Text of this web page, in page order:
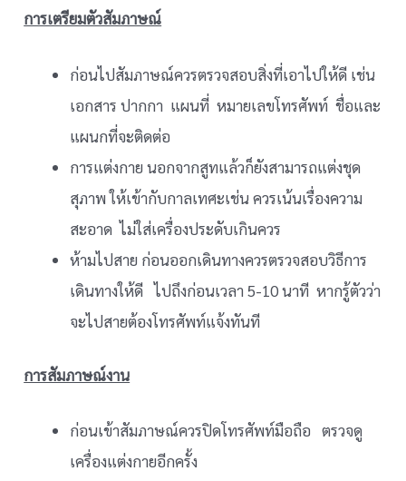
การเตรียมตัวสัมภาษณ์
ก่อนไปสัมภาษณ์ควรตรวจสอบสิ่งที่เอาไปให้ดี เช่น
เอกสาร ปากกา แผนที่ หมายเลขโทรศัพท์ ชื่อและ
แผนกที่จะติดต่อ
การแต่งกาย นอกจากสูทแล้วก็ยังสามารถแต่งชุด
สุภาพ ให้เข้ากับกาลเทศะเช่น ควรเน้นเรื่องความ
สะอาด ไม่ใส่เครื่องประดับเกินควร
ห้ามไปสาย ก่อนออกเดินทางควรตรวจสอบวิธีการ
เดินทางให้ดี ไปถึงก่อนเวลา 5-10 นาที หากรู้ตัวว่า
จะไปสายต้องโทรศัพท์แจ้งทันที
การสัมภาษณ์งาน
ก่อนเข้าสัมภาษณ์ควรปิดโทรศัพท์มือถือ ตรวจดู
เครื่องแต่งกายอีกครั้ง